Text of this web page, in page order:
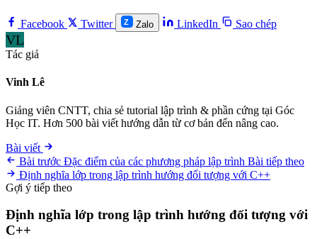
Facebook Twitter Z Zalo LinkedIn Sao chép
VL
Tác giả
Vinh Lê
Giảng viên CNTT, chia sẻ tutorial lập trình & phần cứng tại Góc
Học IT. Hơn 500 bài viết hướng dẫn từ cơ bản đến nâng cao.
Bài viết
Bài trước Đặc điểm của các phương pháp lập trình Bài tiếp theo
Định nghĩa lớp trong lập trình hướng đối tượng với C++
Gợi ý tiếp theo
Định nghĩa lớp trong lập trình hướng đối tượng với
C++